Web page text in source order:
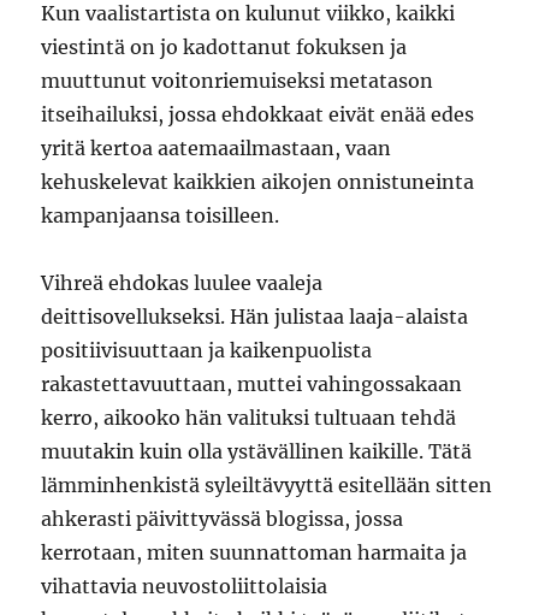
Kun vaalistartista on kulunut viikko, kaikki
viestintä on jo kadottanut fokuksen ja
muuttunut voitonriemuiseksi metatason
itseihailuksi, jossa ehdokkaat eivät enää edes
yritä kertoa aatemaailmastaan, vaan
kehuskelevat kaikkien aikojen onnistuneinta
kampanjaansa toisilleen.
Vihreä ehdokas luulee vaaleja
deittisovellukseksi. Hän julistaa laaja-alaista
positiivisuuttaan ja kaikenpuolista
rakastettavuuttaan, muttei vahingossakaan
kerro, aikooko hän valituksi tultuaan tehdä
muutakin kuin olla ystävällinen kaikille. Tätä
lämminhenkistä syleiltävyyttä esitellään sitten
ahkerasti päivittyvässä blogissa, jossa
kerrotaan, miten suunnattoman harmaita ja
vihattavia neuvostoliittolaisia